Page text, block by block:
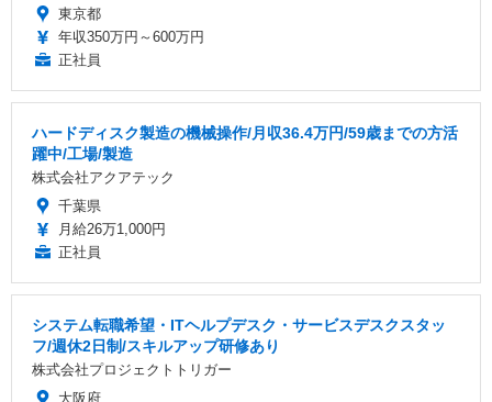
東京都
年収350万円～600万円
正社員
ハードディスク製造の機械操作/月収36.4万円/59歳までの方活
躍中/工場/製造
株式会社アクアテック
千葉県
月給26万1,000円
正社員
システム転職希望・ITヘルプデスク・サービスデスクスタッ
フ/週休2日制/スキルアップ研修あり
株式会社プロジェクトトリガー
大阪府